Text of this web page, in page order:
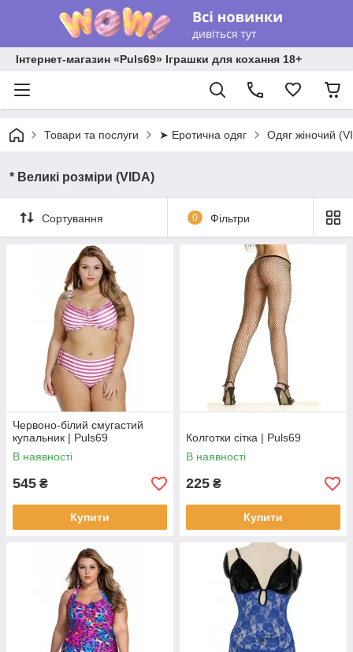
Інтернет-магазин «Puls69» Іграшки для кохання 18+
Товари та послуги ➤ Еротична одяг Одяг жіночий
* Великі розміри (VIDA)
Сортування 0 Фільтри
Червоно-білий смугастий
купальник | Puls69
В наявності
545 ₴
Купити
Колготки сітка | Puls69
В наявності
225 ₴
Купити